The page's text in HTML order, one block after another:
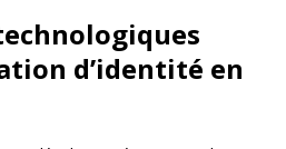
d’identité en